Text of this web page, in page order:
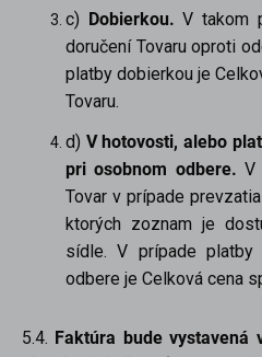
c) Dobierkou. V takom
doručení Tovaru oproti
platby dobierkou je
Tovaru.
d) V hotovosti, alebo
pri osobnom odbere. V
Tovar v prípade
ktorých zoznam je
sídle. V prípade
odbere je Celková cena
5.4. Faktúra bude vystavená